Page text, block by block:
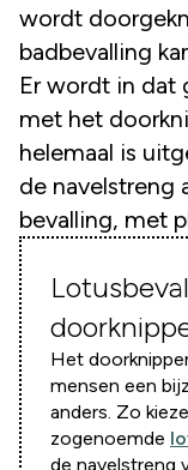
wordt
badbevalling
Er wordt in dat
met het
helemaal is
de navelstreng
bevalling, met
Het
mensen een
anders. Zo
zogenoemde
de navelstreng